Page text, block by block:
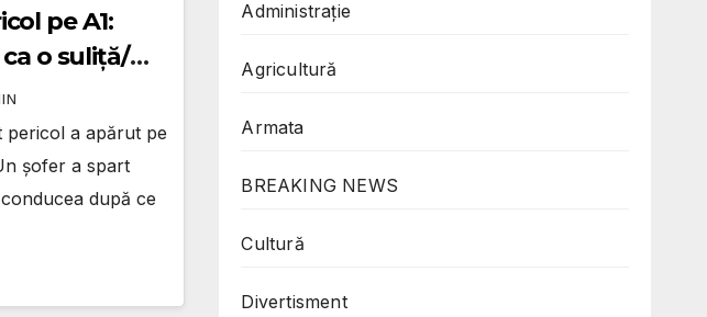
pe A1:
o suliță/
pericol a apărut pe
șofer a spart
după ce
Administrație
Agricultură
Armata
BREAKING NEWS
Cultură
Divertisment